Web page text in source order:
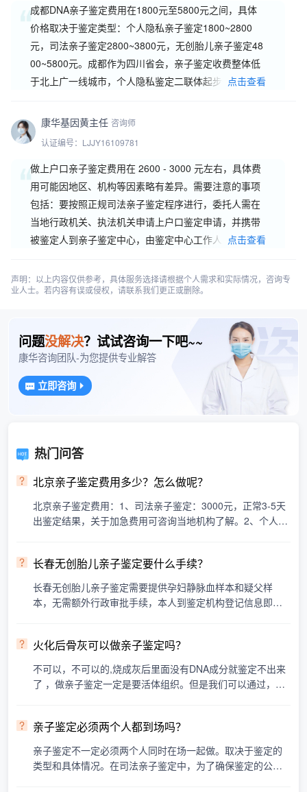
成都DNA亲子鉴定费用在1800元至5800元之间，具体
价格取决于鉴定类型：个人隐私亲子鉴定1800~2800
元，司法亲子鉴定2800~3800元，无创胎儿亲子鉴定48
00~5800元。成都作为四川省会，亲子鉴定收费整体低
于北上广一线城市，个人隐私鉴定二联体起步价约1800
不同鉴定类型费用差···
点击查看
康华基因黄主任 咨询师
认证编号：LJJY16109781
做上户口亲子鉴定费用在 2600 - 3000 元左右，具体费
用可能因地区、机构等因素略有差异。需要注意的事项
包括：要按照正规司法亲子鉴定程序进行，委托人需在
当地行政机关、执法机关申请上户口鉴定申请，并携带
被鉴定人到亲子鉴定中心，由鉴定中心工作人员亲自采
亲子鉴定中
点击查看
声明：以上内容仅供参考，具体服务选择请根据个人需求和实际情况，咨询专
业人士。若内容有误或侵权，请联系我们更正或删除。
问题没解决？试试咨询一下吧~~
康华咨询团队-为您提供专业解答
立即咨询
热门问答
北京亲子鉴定费用多少？怎么做呢？
北京亲子鉴定费用：1、司法亲子鉴定：3000元，正常3-5天
出鉴定结果，关于加急费用可咨询当地机构了解。2、个人隐
长春无创胎儿亲子鉴定要什么手续？
长春无创胎儿亲子鉴定需要提供孕妇静脉血样本和疑父样
本，无需额外行政审批手续，本人到鉴定机构登记信息即可
火化后骨灰可以做亲子鉴定吗？
不可以，不可以的,烧成灰后里面没有DNA成分就鉴定不出来
了 ，做亲子鉴定一定是要活体组织。但是我们可以通过，同
亲子鉴定必须两个人都到场吗？
亲子鉴定不一定必须两个人同时在场一起做。取决于鉴定的
类型和具体情况。在司法亲子鉴定中，为了确保鉴定的公正